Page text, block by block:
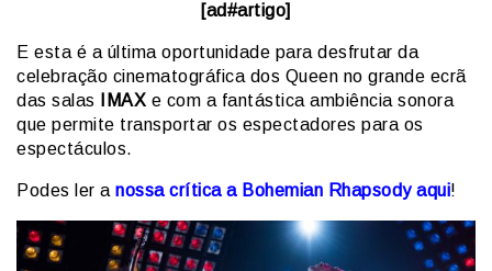
[ad#artigo]
E esta é a última oportunidade para desfrutar da
celebração cinematográfica dos Queen no grande ecrã
das salas
IMAX e com a fantástica ambiência sonora
que permite transportar os espectadores para os
espectáculos.
Podes ler a nossa crítica a Bohemian Rhapsody aqui!